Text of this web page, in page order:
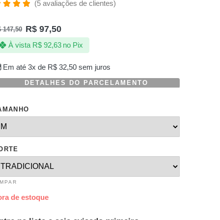
de 5,
(5avaliações de clientes)
147,50 R$ 97,50
Em até 3x de R$32,50sem juros
À vista R$92,63 no Pix
DETALHES DO PARCELAMENTO
de estoque